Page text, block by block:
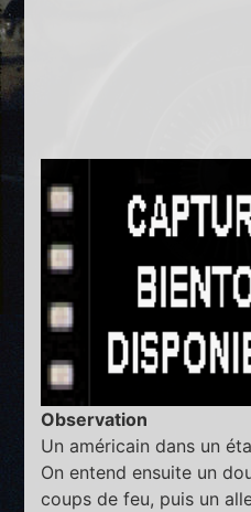
Observation
Un américain dans un
On entend ensuite un
coups de feu, puis un